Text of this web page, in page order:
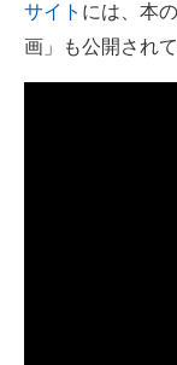
サイト には、本
画」も公開されて